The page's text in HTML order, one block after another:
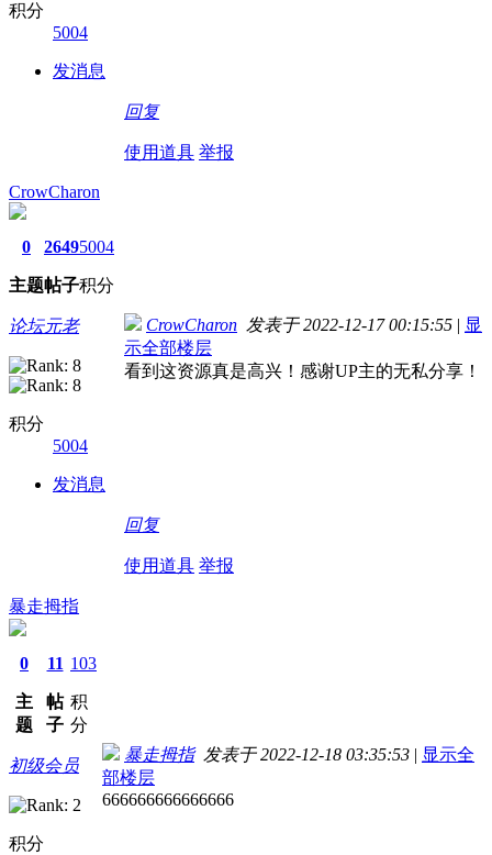
积分
5004
发消息
回复
使用道具 举报
CrowCharon
0
主题
2649
帖子
5004
积分
论坛元老
积分
5004
发消息
CrowCharon 发表于 2022-12-17 00:15:55 | 显
示全部楼层
看到这资源真是高兴！感谢UP主的无私分享！
回复
使用道具 举报
暴走拇指
0
主
题
11
帖
子
103
积
分
初级会员
积分
暴走拇指发表于 2022-12-18 03:35:53 | 显示全
部楼层
666666666666666